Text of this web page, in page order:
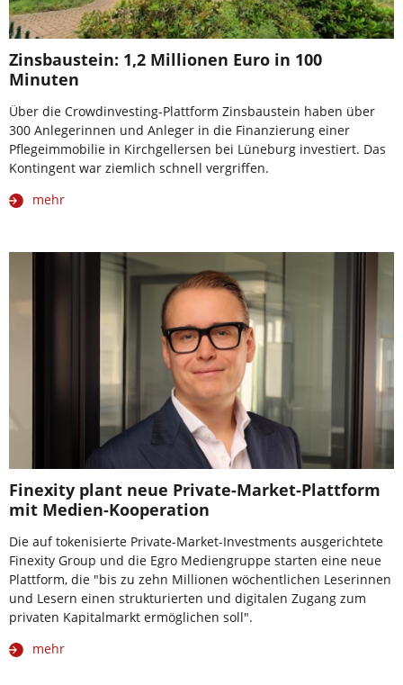
Zinsbaustein: 1,2 Millionen Euro in 100
Minuten
Über die Crowdinvesting-Plattform Zinsbaustein haben über
300 Anlegerinnen und Anleger in die Finanzierung einer
Pflegeimmobilie in Kirchgellersen bei Lüneburg investiert. Das
Kontingent war ziemlich schnell vergriffen.
mehr
Finexity plant neue Private-Market-Plattform
mit Medien-Kooperation
Die auf tokenisierte Private-Market-Investments ausgerichtete
Finexity Group und die Egro Mediengruppe starten eine neue
Plattform, die "bis zu zehn Millionen wöchentlichen Leserinnen
und Lesern einen strukturierten und digitalen Zugang zum
privaten Kapitalmarkt ermöglichen soll".
mehr